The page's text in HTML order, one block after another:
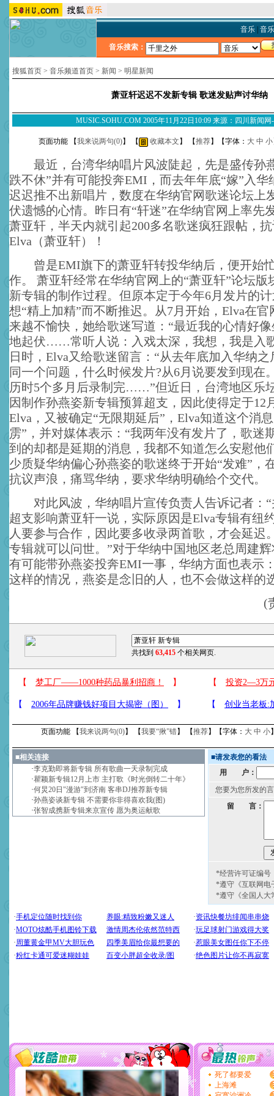
音乐| 音
音乐搜索：
搜狐首页 > 音乐频道首页 > 新闻 > 明星新闻
萧亚轩迟迟不发新专辑 歌迷发贴声讨华纳
MUSIC.SOHU.COM 2005年11月22日10:09 来源：四川新闻
页面功能 【我来说两句(0)】 【 收藏本文 】 【推荐】【字体： 大 中 小
最近，台湾华纳唱片风波陡起，先是盛传孙
跌不休”并有可能投奔EMI，而去年年底“嫁”入华
迟迟推不出新唱片，数度在华纳官网歌迷论坛上
伏遗憾的心情。昨日有“轩迷”在华纳官网上率先
萧亚轩，半天内就引起200多名歌迷疯狂跟帖，
Elva（萧亚轩）！
曾是EMI旗下的萧亚轩转投华纳后，便开始
作。 萧亚轩经常在华纳官网上的“萧亚轩”论坛版
新专辑的制作过程。但原本定于今年6月发片的
想“精上加精”而不断推迟。从7月开始，Elva在
来越不愉快，她给歌迷写道：“最近我的心情好
地起伏……常听人说：入戏太深，我想，我是入
日时，Elva又给歌迷留言：“从去年底加入华纳
同一个问题，什么时候发片?从6月说要发到现在
历时5个多月后录制完……”但近日，台湾地区乐
因制作孙燕姿新专辑预算超支，因此使得定于12
Elva，又被确定“无限期延后”，Elva知道这个消
雳”，并对媒体表示：“我两年没有发片了，歌迷
到的却都是延期的消息，我都不知道怎么安慰他
少质疑华纳偏心孙燕姿的歌迷终于开始“发难”，
抗议声浪，痛骂华纳，要求华纳明确给个交代。
对此风波，华纳唱片宣传负责人告诉记者：“
超支影响萧亚轩一说，实际原因是Elva专辑有纽
人要参与合作，因此要多收录两首歌，才会延迟
专辑就可以问世。”对于华纳中国地区老总周建
有可能带孙燕姿投奔EMI一事，华纳方面也表示
这样的情况，燕姿是念旧的人，也不会做这样的
(
共找到 63,415 个相关网页.
页面功能 【我来说两句(0)】 【我要“揪”错】 【推荐】【字体： 大 中 小
■相关连接
·李克勤即将新专辑 所有歌曲一天录制完成
·瞿颖新专辑12月上市 主打歌《时光倒转二十年》
·何炅20日"漫游"到济南 客串DJ推荐新专辑
·孙燕姿谈新专辑 不需要你非得喜欢我(图)
·张智成携新专辑来京宣传 愿为奥运献歌
■请发表您的看法
用 户：
您要为您所发的
留 言：
*经营许可证编号
*遵守《互联网电
*遵守《全国人大